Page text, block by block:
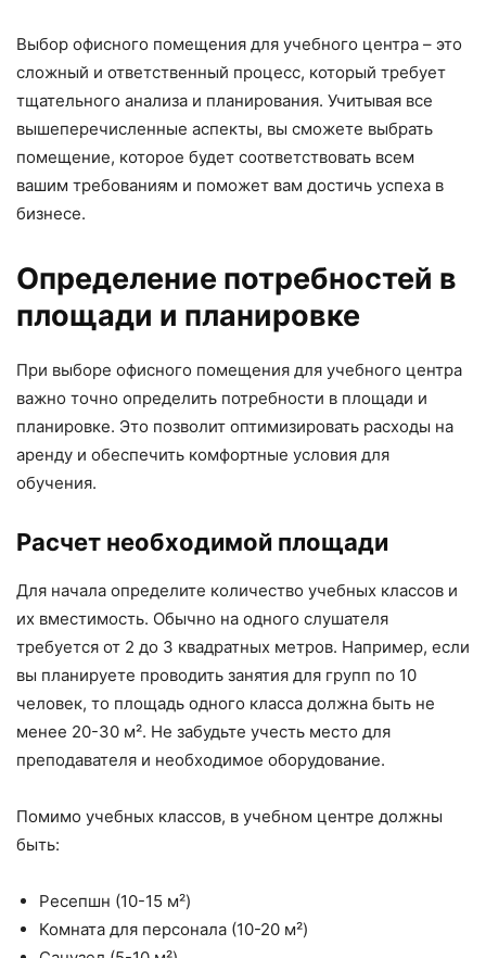
Выбор офисного помещения для учебного центра – это
сложный и ответственный процесс, который требует
тщательного анализа и планирования. Учитывая все
вышеперечисленные аспекты, вы сможете выбрать
помещение, которое будет соответствовать всем
вашим требованиям и поможет вам достичь успеха в
бизнесе.
Определение потребностей в
площади и планировке
При выборе офисного помещения для учебного центра
важно точно определить потребности в площади и
планировке. Это позволит оптимизировать расходы на
аренду и обеспечить комфортные условия для
обучения.
Расчет необходимой площади
Для начала определите количество учебных классов и
их вместимость. Обычно на одного слушателя
требуется от 2 до 3 квадратных метров. Например, если
вы планируете проводить занятия для групп по 10
человек, то площадь одного класса должна быть не
менее 20-30 м². Не забудьте учесть место для
преподавателя и необходимое оборудование.
Помимо учебных классов, в учебном центре должны
быть:
Ресепшн (10-15 м²)
Комната для персонала (10-20 м²)